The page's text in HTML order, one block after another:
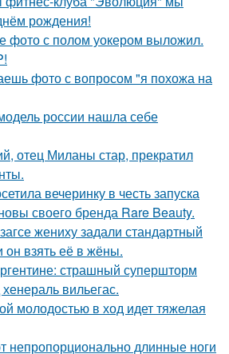
рождения!
фото с полом уокером выложил.
фото с вопросом "я похожа на
россии нашла себе
отец Миланы стар, прекратил
вечеринку в честь запуска
своего бренда Rare Beauty.
жениху задали стандартный
он взять её в жёны.
страшный супершторм
вильегас.
молодостью в ход идет тяжелая
непропорционально длинные ноги